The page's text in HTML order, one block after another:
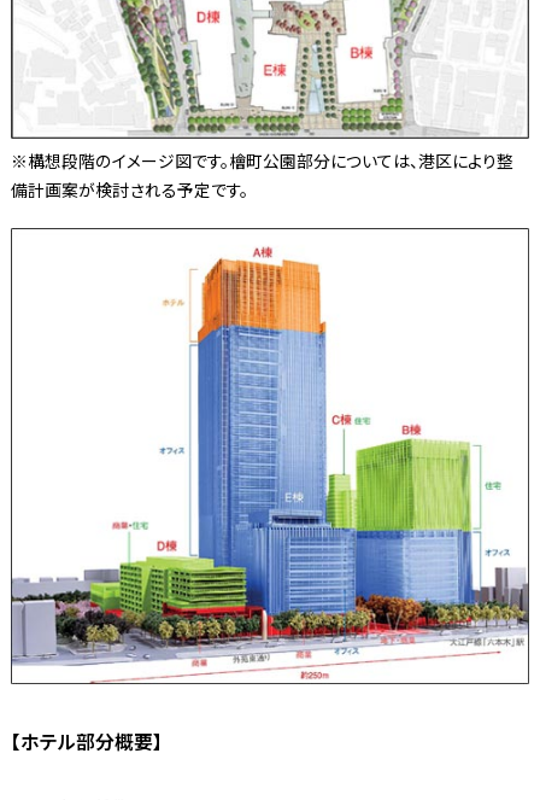
※構想段階のイメージ図です。檜町公園部分については、港区により整
備計画案が検討される予定です。
【ホテル部分概要】